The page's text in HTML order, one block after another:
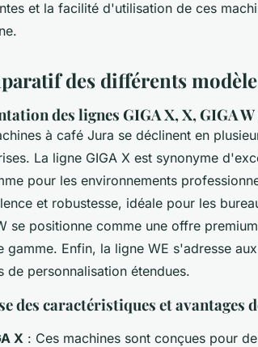
et la facilité d'utilisation de ces
des différents
des lignes GIGA X, X, GIGA W
à café Jura se déclinent en
La ligne GIGA X est synonyme
pour les environnements
et robustesse, idéale pour les
se positionne comme une offre
gamme. Enfin, la ligne WE s'adresse
de personnalisation étendues.
des caractéristiques et avantages
X : Ces machines sont conçues pour